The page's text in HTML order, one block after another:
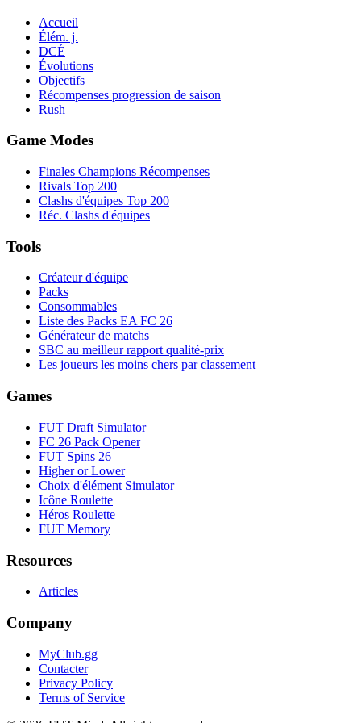
Accueil
Élém. j.
DCÉ
Évolutions
Objectifs
Récompenses progression de saison
Rush
Game Modes
Finales Champions Récompenses
Rivals Top 200
Clashs d'équipes Top 200
Réc. Clashs d'équipes
Tools
Créateur d'équipe
Packs
Consommables
Liste des Packs EA FC 26
Générateur de matchs
SBC au meilleur rapport qualité-prix
Les joueurs les moins chers par classement
Games
FUT Draft Simulator
FC 26 Pack Opener
FUT Spins 26
Higher or Lower
Choix d'élément Simulator
Icône Roulette
Héros Roulette
FUT Memory
Resources
Articles
Company
MyClub.gg
Contacter
Privacy Policy
Terms of Service